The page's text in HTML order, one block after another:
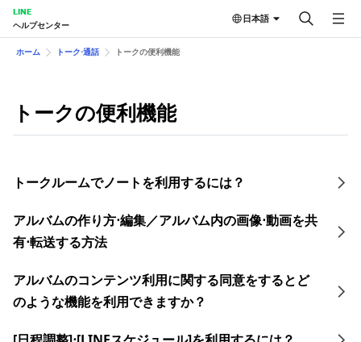
LINE
ヘルプセンター
日本語
ホーム トーク⋅通話 トークの便 利機能
トークの便 利機能
トークルームでノートを利用するには？
アルバムの作り方⋅編集／アルバム内の画像⋅動画を共
有⋅転送する方法
アルバムのコンテンツ利用に関する同意をするとど
のような機能を利用できますか？